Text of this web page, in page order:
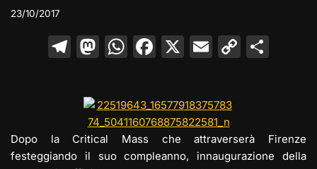
23/10/2017
T
e
gr
a
m
M
o
d
o
W
s
A
p
F
e
b
o
X E
l
C
Li
n
vi
di
Dopo la Critical Mass che attraverserà Firenze
festeggiando il suo compleanno, innaugurazione della